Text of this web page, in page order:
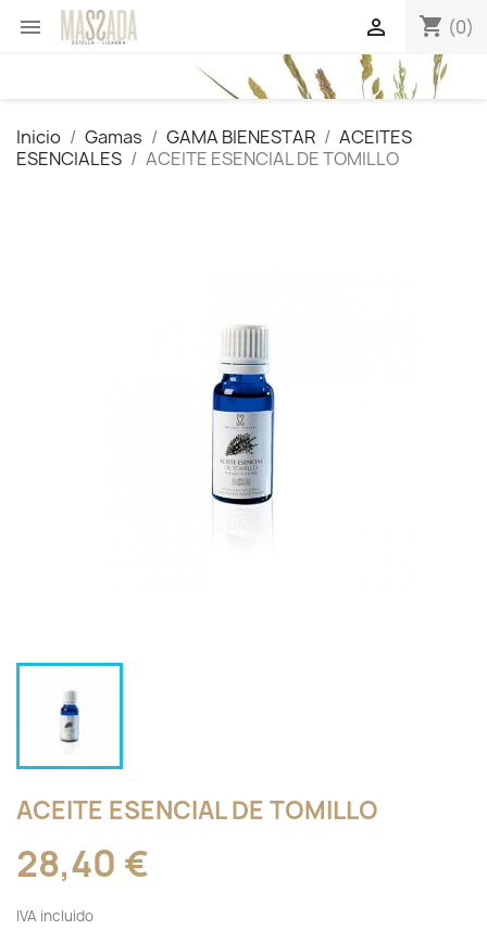
 shopping_cart (0)

Inicio Gamas GAMA BIENESTAR
ACEITES
ESENCIALES
ACEITE ESENCIAL DE TOMILLO
ACEITE ESENCIAL DE TOMILLO
28,40 €
IVA incluido